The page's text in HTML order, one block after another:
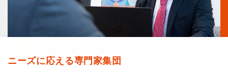
ニーズに応える専門家集団